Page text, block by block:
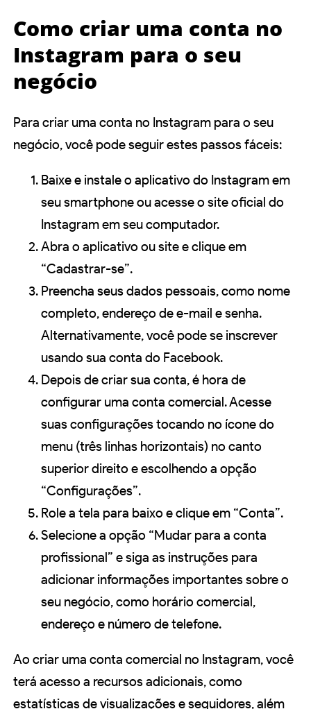
Como criar uma conta no
Instagram para o seu
negócio
Para criar uma conta no Instagram para o seu
negócio, você pode seguir estes passos fáceis:
Baixe e instale o aplicativo do Instagram em
seu smartphone ou acesse o site oficial do
Instagram em seu computador.
Abra o aplicativo ou site e clique em
“Cadastrar-se”.
Preencha seus dados pessoais, como nome
completo, endereço de e-mail e senha.
Alternativamente, você pode se inscrever
usando sua conta do Facebook.
Depois de criar sua conta, é hora de
configurar uma conta comercial. Acesse
suas configurações tocando no ícone do
menu (três linhas horizontais) no canto
superior direito e escolhendo a opção
“Configurações”.
Role a tela para baixo e clique em “Conta”.
Selecione a opção “Mudar para a conta
profissional” e siga as instruções para
adicionar informações importantes sobre o
seu negócio, como horário comercial,
endereço e número de telefone.
Ao criar uma conta comercial no Instagram, você
terá acesso a recursos adicionais, como
estatísticas de visualizações e seguidores, além